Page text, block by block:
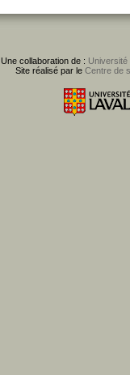
Une collaboration de : Université
Site réalisé par le Centre de